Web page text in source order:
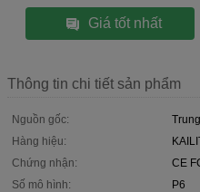
Giá tốt nhất
Thông tin chi tiết sản phẩm
Nguồn gốc:
Hàng hiệu:
Chứng nhận:
CE
Số mô hình:
P6